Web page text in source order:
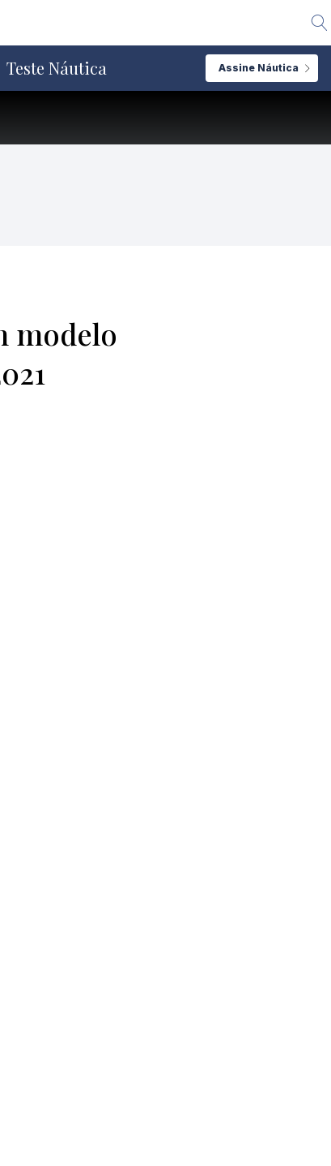
Teste Náutica Assine Náutica
modelo